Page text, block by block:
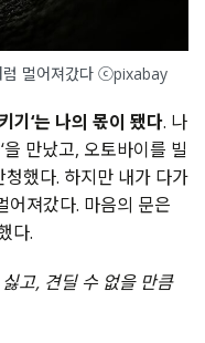
럼 멀어져갔다 ⓒpixabay
기‘는 나의 몫이 됐다. 나
만났고, 오토바이를 빌
했다. 하지만 내가 다가
어져갔다. 마음의 문은
다.
고, 견딜 수 없을 만큼